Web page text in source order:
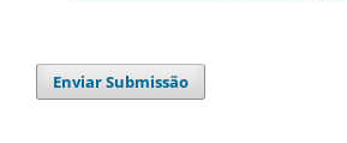
Enviar Submissão